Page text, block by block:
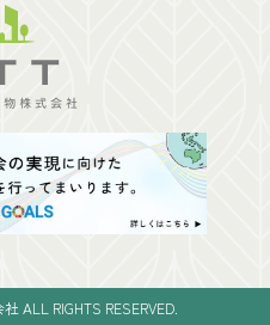
ALL RIGHTS RESERVED.